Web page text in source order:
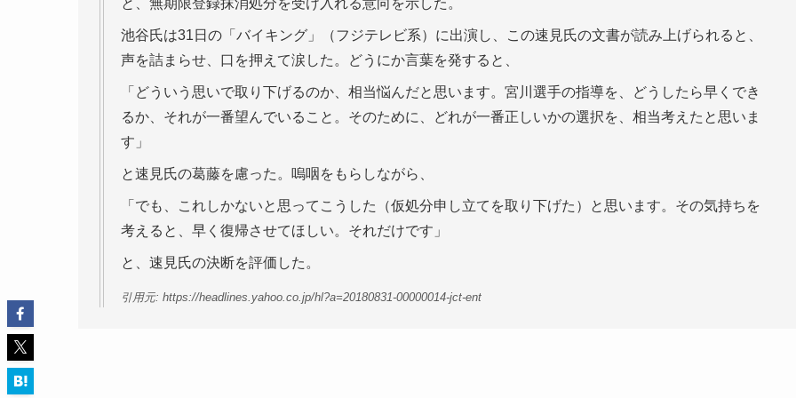
と、無期限登録抹消処分を受け入れる意向を示した。
池谷氏は31日の「バイキング」（フジテレビ系）に出演し、この速見氏の文書が読み上げられると、
声を詰まらせ、口を押えて涙した。どうにか言葉を発すると、
「どういう思いで取り下げるのか、相当悩んだと思います。宮川選手の指導を、どうしたら早くでき
るか、それが一番望んでいること。そのために、どれが一番正しいかの選択を、相当考えたと思いま
す」
と速見氏の葛藤を慮った。嗚咽をもらしながら、
「でも、これしかないと思ってこうした（仮処分申し立てを取り下げた）と思います。その気持ちを
考えると、早く復帰させてほしい。それだけです」
と、速見氏の決断を評価した。
引用元: https://headlines.yahoo.co.jp/hl?a=20180831-00000014-jct-ent